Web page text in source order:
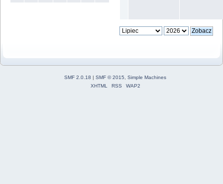
SMF 2.0.18 | SMF © 2015
Simple Machines
XHTML
RSS WAP2